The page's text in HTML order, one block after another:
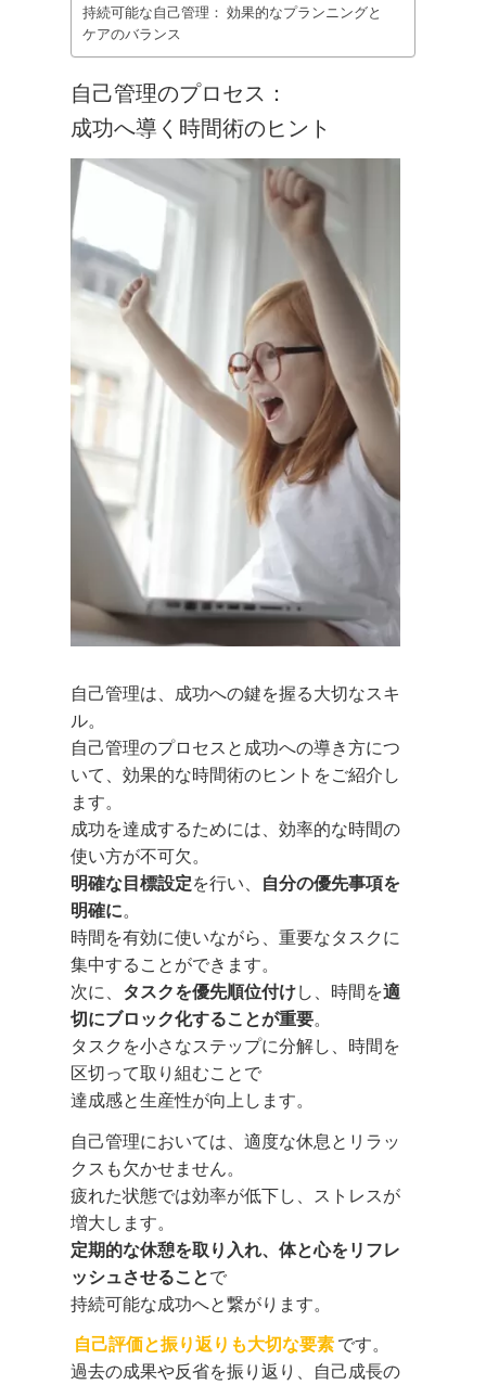
持続可能な自己管理： 効果的なプランニングと
ケアのバランス
自己管理のプロセス：
成功へ導く時間術のヒント
自己管理は、成功への鍵を握る大切なスキ
ル。
自己管理のプロセスと成功への導き方につ
いて、効果的な時間術のヒントをご紹介し
ます。
成功を達成するためには、効率的な時間の
使い方が不可欠。
明確な目標設定を行い、 自分の優先事項を
明確に。
時間を有効に使いながら、重要なタスクに
集中することができます。
次に、 タスクを優先順位付けし、時間を適
切にブロック化することが重要。
タスクを小さなステップに分解し、時間を
区切って取り組むことで
達成感と生産性が向上します。
自己管理においては、適度な休息とリラッ
クスも欠かせません。
疲れた状態では効率が低下し、ストレスが
増大します。
定期的な休憩を取り入れ、体と心をリフレ
ッシュさせることで
持続可能な成功へと繋がります。
自己評価と振り返りも大切な要素です。
過去の成果や反省を振り返り、自己成長の